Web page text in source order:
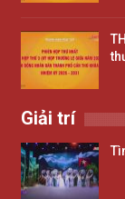
Giải trí